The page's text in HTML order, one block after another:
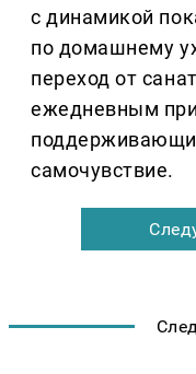
с динамикой
по домашнему
переход от
ежедневным
самочувствие.